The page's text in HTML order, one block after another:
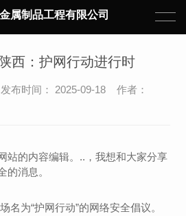
属制品工程有限公司
西：护网行动进行时
布时间： 2025-09-18 作者：
站的内容编辑。..，我想和大家分享
的消息。
名为“护网行动”的网络安全倡议。